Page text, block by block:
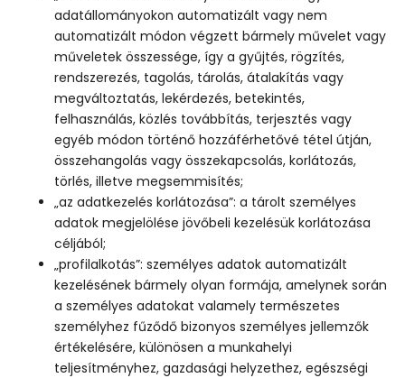
adatállományokon automatizált vagy nem
automatizált módon végzett bármely művelet vagy
műveletek összessége, így a gyűjtés, rögzítés,
rendszerezés, tagolás, tárolás, átalakítás vagy
megváltoztatás, lekérdezés, betekintés,
felhasználás, közlés továbbítás, terjesztés vagy
egyéb módon történő hozzáférhetővé tétel útján,
összehangolás vagy összekapcsolás, korlátozás,
törlés, illetve megsemmisítés;
„az adatkezelés korlátozása”: a tárolt személyes
adatok megjelölése jövőbeli kezelésük korlátozása
céljából;
„profilalkotás”: személyes adatok automatizált
kezelésének bármely olyan formája, amelynek során
a személyes adatokat valamely természetes
személyhez fűződő bizonyos személyes jellemzők
értékelésére, különösen a munkahelyi
teljesítményhez, gazdasági helyzethez, egészségi